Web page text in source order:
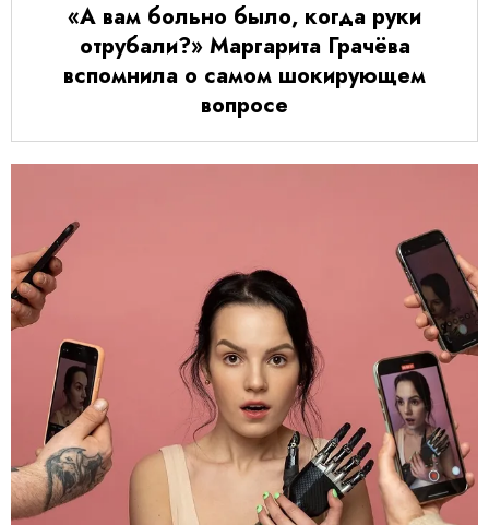
«А вам больно было, когда руки
отрубали?» Маргарита Грачёва
вспомнила о самом шокирующем
вопросе